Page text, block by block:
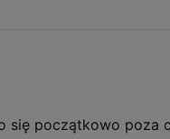
początkowo poza